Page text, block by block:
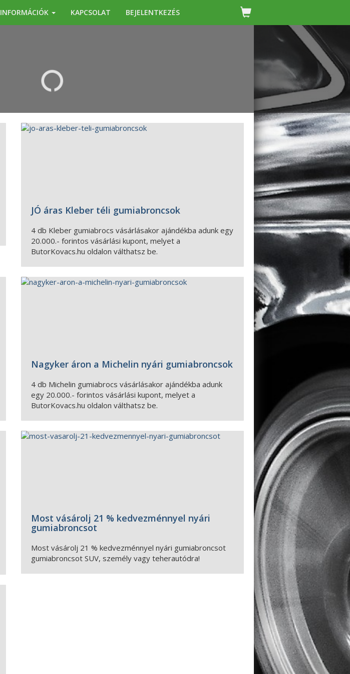
INFORMÁCIÓK KAPCSOLAT BEJELENTKEZÉS
KERESÉS
JÓ áras Kleber téli gumiabroncsok
4 db Kleber gumiabrocs vásárlásakor ajándékba adunk egy
20.000.- forintos vásárlási kupont, melyet a
ButorKovacs.hu oldalon válthatsz be.
Nagyker áron a Michelin nyári gumiabroncsok
4 db Michelin gumiabrocs vásárlásakor ajándékba adunk
egy 20.000.- forintos vásárlási kupont, melyet a
ButorKovacs.hu oldalon válthatsz be.
Most vásárolj 21 % kedvezménnyel nyári
gumiabroncsot
Most vásárolj 21 % kedvezménnyel nyári gumiabroncsot
gumiabroncsot SUV, személy vagy teherautódra!